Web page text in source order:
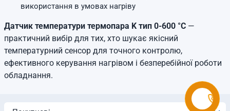
використання в умовах нагріву
Датчик температури термопара K тип 0-600 °C —
практичний вибір для тих, хто шукає якісний
температурний сенсор для точного контролю,
ефективного керування нагрівом і безперебійної роботи
обладнання.